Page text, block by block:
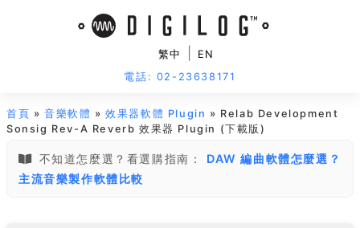
繁中
EN
電話: 02-23638171
首頁 »音樂軟體 »效果器軟體 Plugin » Relab Development
Sonsig Rev-A Reverb 效果器 Plugin (下載版)
不知道怎麼選？看選購指南：
DAW 編曲軟體怎麼選？
主流音樂製作軟體比較